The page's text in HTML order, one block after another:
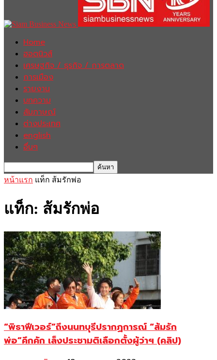
Home
ฮอตนิวส์
เศรษฐกิจ / ธุรกิจ / การตลาด
การเมือง
รายงาน
บทความ
สัมภาษณ์
ต่างประเทศ
english
อื่นๆ
หน้าแรก แท็ก ส้มรักพ่อ
แท็ก: ส้มรักพ่อ
“พิธาฟีเวอร์”ถึงนนทบุรีปรากฏการณ์ “ส้มรัก
พ่อ”คึกคัก เล็งประชามติเลือกตั้งผู้ว่าฯ (คลิป)